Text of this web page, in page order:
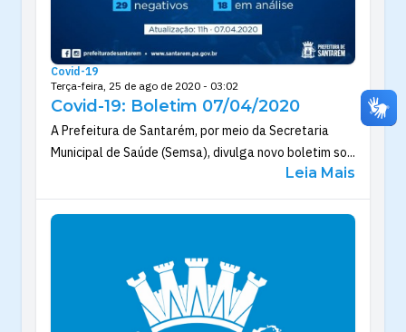
Covid-19
Terça-feira, 25 de ago de 2020 - 03:02
Covid-19: Boletim 07/04/2020
A Prefeitura de Santarém, por meio da Secretaria
Municipal de Saúde (Semsa), divulga novo boletim so...
Leia Mais